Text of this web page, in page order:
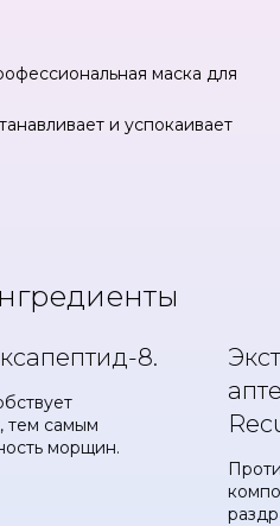
маска для
и успокаивает
8.
тем самым
морщин.